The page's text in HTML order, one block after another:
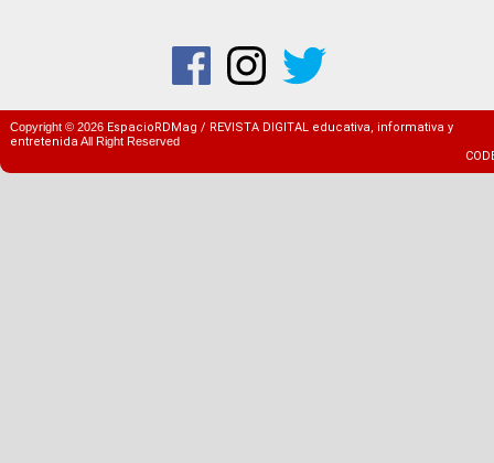
Copyright © 2026 EspacioRDMag / REVISTA DIGITAL educativa, informativa y
entretenidaAll Right Reserved